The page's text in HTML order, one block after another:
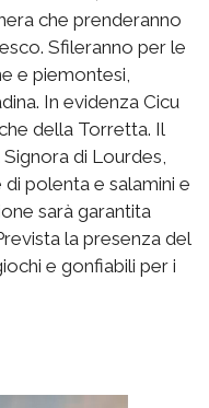
che prenderanno
Sfileranno per le
e piemontesi,
In evidenza Cicu
della Torretta. Il
di Lourdes,
polenta e salamini e
sarà garantita
la presenza del
e gonfiabili per i